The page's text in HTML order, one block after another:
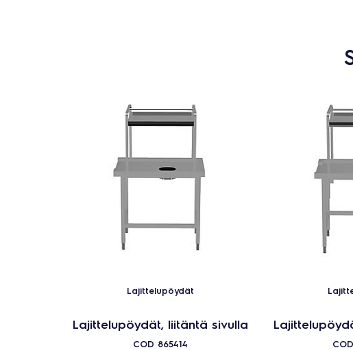
Lajittelupöydät
Lajittelupöydät, liitäntä sivulla
COD 865414 COD